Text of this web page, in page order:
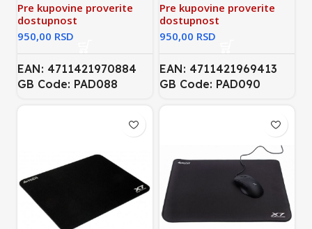
Pre kupovine proverite
dostupnost
RSD
EAN: 4711421970884
GB Code: PAD088
Pre kupovine proverite
dostupnost
RSD
EAN: 4711421969413
GB Code: PAD090